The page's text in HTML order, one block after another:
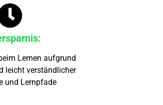
Lernen aufgrund
leicht verständlicher
und Lernpfade